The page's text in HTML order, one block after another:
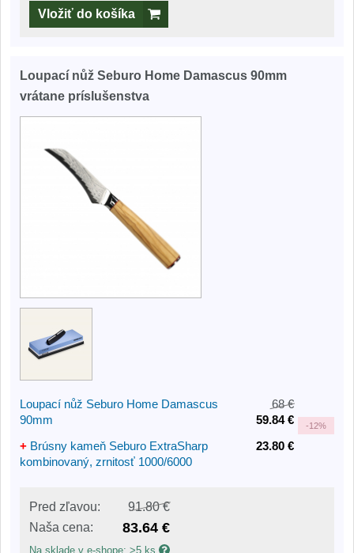
Vložiť do košíka
Loupací nůž Seburo Home Damascus 90mm
vrátane príslušenstva
Loupací nůž Seburo Home Damascus
90mm
68 €
59.84 €
-12%
+ Brúsny kameň Seburo ExtraSharp
kombinovaný, zrnitosť 1000/6000
23.80 €
Pred zľavou:
91.80 €
Naša cena:
83.64 €
Na sklade v e-shope: >5 ks